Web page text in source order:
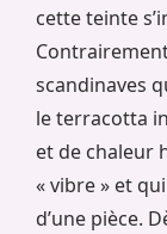
cette teinte
scandinaves
le terracotta
et de chaleur
« vibre » et
d’une pièce.